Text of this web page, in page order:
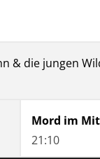
Mord im
21:10